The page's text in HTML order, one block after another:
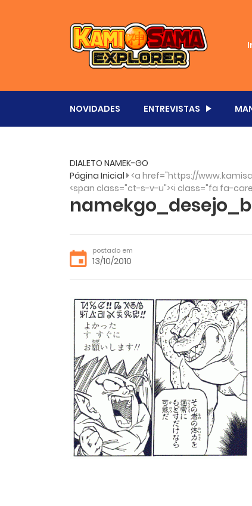
NOVIDADES ENTREVISTAS
DIALETO NAMEK-GO
Página Inicial <a href="https://
<span class="ct-s-v-u"><i class="fa fa-
postado em
13/10/2010